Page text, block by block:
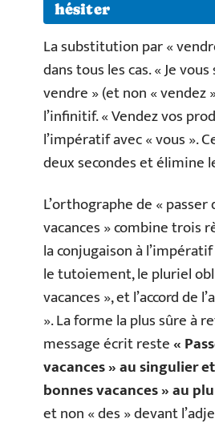
hésiter
La substitution par «
dans tous les cas. « Je
vendre » (et non « vendez
l’infinitif. « Vendez vos
l’impératif avec « vous ».
deux secondes et élimine
L’orthographe de « passer
vacances » combine trois
la conjugaison à
le tutoiement, le pluriel
vacances », et l’accord de
». La forme la plus sûre à
message écrit reste«
vacances » au singulier
bonnes vacances » au
et non « des » devant